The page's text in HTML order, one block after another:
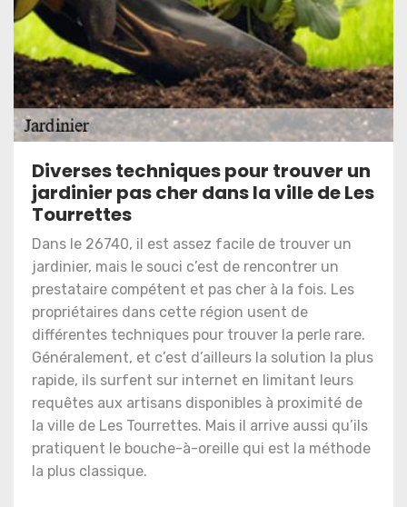
Diverses techniques pour trouver un
jardinier pas cher dans la ville de Les
Tourrettes
Dans le 26740, il est assez facile de trouver un
jardinier, mais le souci c’est de rencontrer un
prestataire compétent et pas cher à la fois. Les
propriétaires dans cette région usent de
différentes techniques pour trouver la perle rare.
Généralement, et c’est d’ailleurs la solution la plus
rapide, ils surfent sur internet en limitant leurs
requêtes aux artisans disponibles à proximité de
la ville de Les Tourrettes. Mais il arrive aussi qu’ils
pratiquent le bouche-à-oreille qui est la méthode
la plus classique.